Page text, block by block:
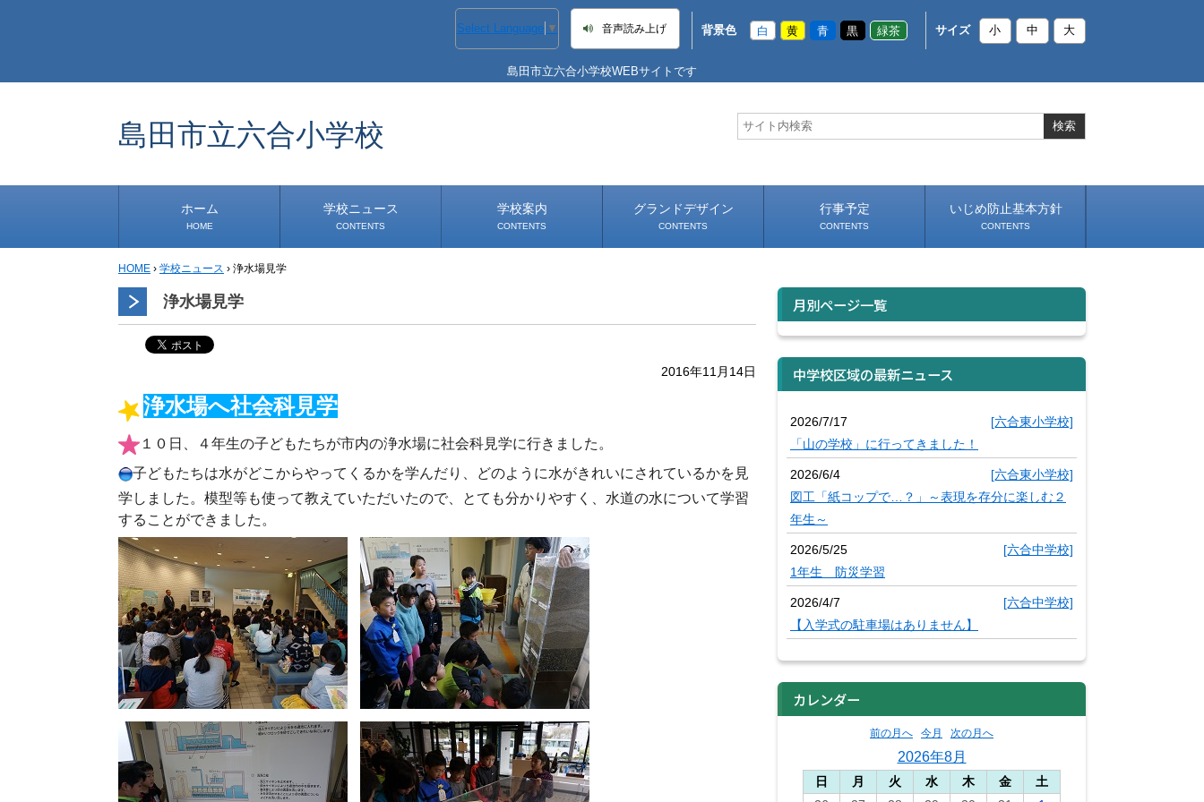
Select Language ▼ 音声読み上げ 背景色 白 黄 青 黒 緑茶 サイズ 小 中 大
島田市立六合小学校WEBサイトです
島田市立六合小学校
ホーム
HOME
学校ニュース
CONTENTS
学校案内
CONTENTS
グランドデザイン
CONTENTS
行事予定
CONTENTS
いじめ防止基本方針
CONTENTS
HOME › 学校ニュース › 浄水場見学
浄水場見学
2016年11月14日
浄水場へ社会科見学
１０日、４年生の子どもたちが市内の浄水場に社会科見学に行きました。
子どもたちは水がどこからやってくるかを学んだり、どのように水がきれいにされているかを見
学しました。模型等も使って教えていただいたので、とても分かりやすく、水道の水について学習
することができました。
月別ページ一覧
中学校区域の最新ニュース
2026/7/17
[六合東小学校]
「山の学校」に行ってきました！
2026/6/4
[六合東小学校]
図工「紙コップで…？」～表現を存分に楽しむ２
年生～
2026/5/25
[六合中学校]
1年生 防災学習
2026/4/7
[六合中学校]
【入学式の駐車場はありません】
カレンダー
前の月へ 今月 次の月へ
2026年8月
日 月 火 水 木 金
土